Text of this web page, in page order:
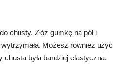
chusty. Złóż gumkę na pół i
Możesz również użyć
była bardziej elastyczna.